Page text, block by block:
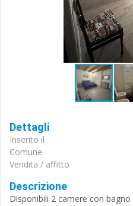
Dettagli
Inserito il
Comune
Vendita / affitto
Descrizione
Disponibili 2 camere con